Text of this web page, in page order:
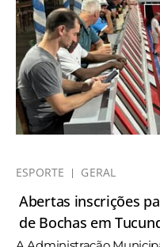
ESPORTE GERAL
Abertas inscrições
de Bochas em